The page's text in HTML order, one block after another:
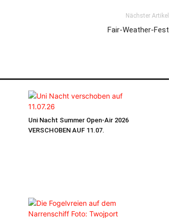
Nächster Artikel
Fair-Weather-Fest
Uni Nacht Summer Open-Air 2026
VERSCHOBEN AUF 11.07.